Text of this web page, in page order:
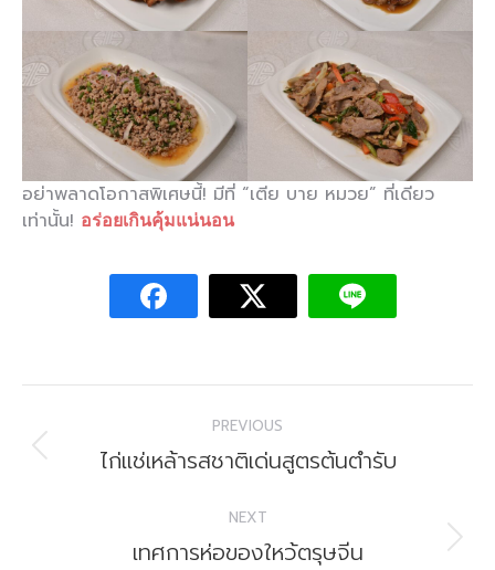
อย่าพลาดโอกาสพิเศษนี้! มีที่ “เตีย บาย หมวย” ที่เดียว
เท่านั้น! อร่อยเกินคุ้มแน่นอน
navigation
PREVIOUS
Previous
ไก่แช่เหล้ารสชาติเด่นสูตรต้นตำรับ
NEXT
Next
เทศการห่อของใหว้ตรุษจีน